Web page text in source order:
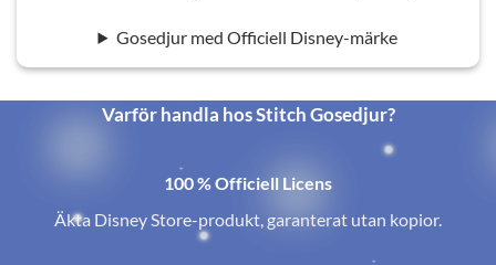
Gosedjur med Officiell Disney-märke
Varför handla hos Stitch Gosedjur?
100 % Officiell Licens
Äkta Disney Store-produkt, garanterat utan kopior.